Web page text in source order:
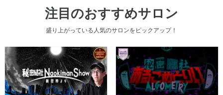
注目のおすすめサロン
盛り上がっている人気のサロンをピックアップ！